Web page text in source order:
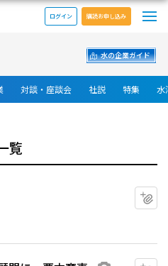
水道新聞 電子版
ログイン 購読お申し込み
水の企業ガイド
対談・座談会 社説 特集 水
覧